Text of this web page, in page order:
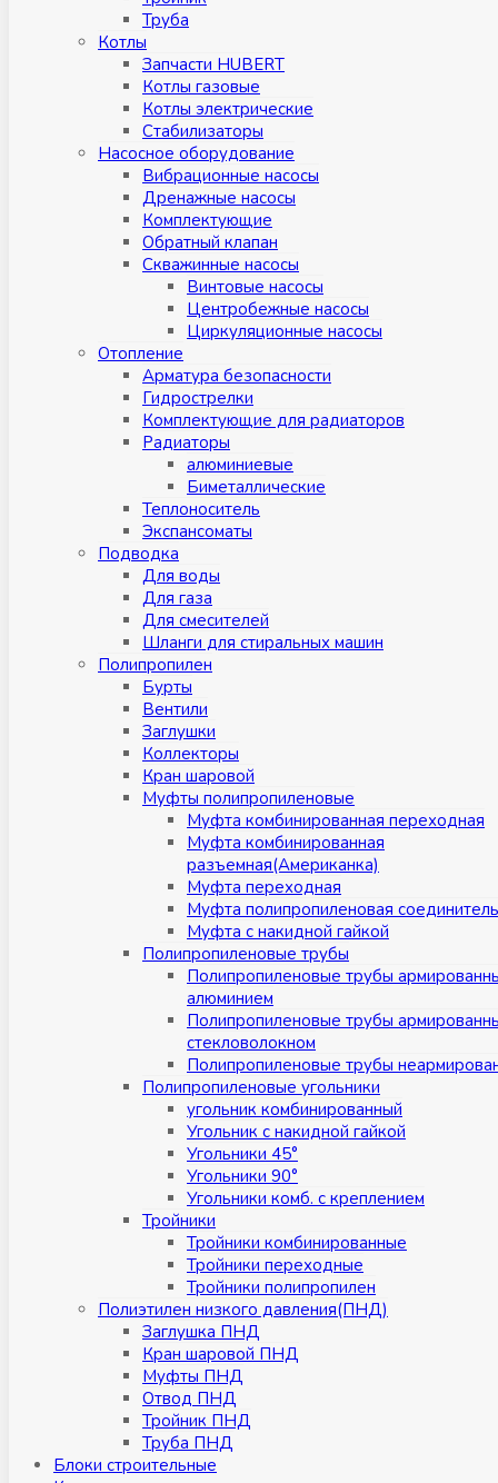
Труба
Котлы
Запчасти HUBERT
Котлы газовые
Котлы электрические
Стабилизаторы
Насосное оборудование
Вибрационные насосы
Дренажные насосы
Комплектующие
Обратный клапан
Скважинные насосы
Винтовые насосы
Центробежные насосы
Циркуляционные насосы
Отопление
Арматура безопасности
Гидрострелки
Комплектующие для радиаторов
Радиаторы
алюминиевые
Биметаллические
Теплоноситель
Экспансоматы
Подводка
Для воды
Для газа
Для смесителей
Шланги для стиральных машин
Полипропилен
Бурты
Вентили
Заглушки
Коллекторы
Кран шаровой
Муфты полипропиленовые
Муфта комбинированная переходная
Муфта комбинированная
разъемная(Американка)
Муфта переходная
Муфта полипропиленовая
Муфта с накидной гайкой
Полипропиленовые трубы
Полипропиленовые трубы
алюминием
Полипропиленовые трубы
стекловолокном
Полипропиленовые трубы
Полипропиленовые угольники
угольник комбинированный
Угольник с накидной гайкой
Угольники 45°
Угольники 90°
Угольники комб. с креплением
Тройники
Тройники комбинированные
Тройники переходные
Тройники полипропилен
Полиэтилен низкого давления(ПНД)
Заглушка ПНД
Кран шаровой ПНД
Муфты ПНД
Отвод ПНД
Тройник ПНД
Труба ПНД
Блоки строительные